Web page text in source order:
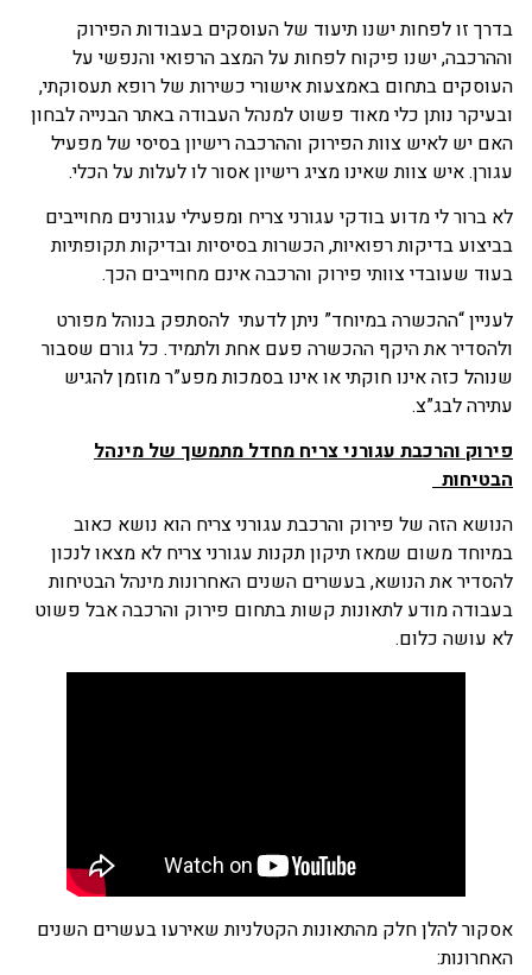
בדרך זו לפחות ישנו תיעוד של העוסקים בעבודות הפירוק
וההרכבה, ישנו פיקוח לפחות על המצב הרפואי והנפשי על
העוסקים בתחום באמצעות אישורי כשירות של רופא תעסוקתי,
ובעיקר נותן כלי מאוד פשוט למנהל העבודה באתר הבנייה לבחון
האם יש לאיש צוות הפירוק וההרכבה רישיון בסיסי של מפעיל
עגורן. איש צוות שאינו מציג רישיון אסור לו לעלות על הכלי.
לא ברור לי מדוע בודקי עגורני צריח ומפעילי עגורנים מחוייבים
בביצוע בדיקות רפואיות, הכשרות בסיסיות ובדיקות תקופתיות
בעוד שעובדי צוותי פירוק והרכבה אינם מחוייבים הכך.
לעניין “ההכשרה במיוחד” ניתן לדעתי להסתפק בנוהל מפורט
ולהסדיר את היקף ההכשרה פעם אחת ולתמיד. כל גורם שסבור
שנוהל כזה אינו חוקתי או אינו בסמכות מפע”ר מוזמן להגיש
עתירה לבג”צ.
פירוק והרכבת עגורני צריח מחדל מתמשך של מינהל
הבטיחות
הנושא הזה של פירוק והרכבת עגורני צריח הוא נושא כאוב
במיוחד משום שמאז תיקון תקנות עגורני צריח לא מצאו לנכון
להסדיר את הנושא, בעשרים השנים האחרונות מינהל הבטיחות
בעבודה מודע לתאונות קשות בתחום פירוק והרכבה אבל פשוט
לא עושה כלום.
אסקור להלן חלק מהתאונות הקטלניות שאירעו בעשרים השנים
האחרונות: